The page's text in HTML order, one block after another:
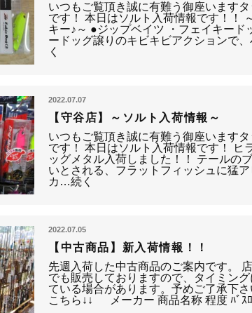
いつもご覧頂き誠に有難う御座います
です！ 本日はソルト入荷情報です！！
キー♪～ ●ジップベイツ ・フェイキード
ードッグ譲りのキビキビアクションで
く
2022.07.07
【守谷店】～ソルト入荷情報～
いつもご覧頂き誠に有難う御座います
です！ 本日はソルト入荷情報です！ ヒ
ッグメタル入荷しました！！ テールの
いとされる、フラットフィッシュに猛
カ…続く
2022.07.05
【中古商品】新入荷情報！！
先週入荷した中古商品のご案内です。
でも販売しておりますので、タイミン
ている場合があります。予めご了承下
こちら↓↓ メーカー 商品名称 程度 ﾊﾞｽ